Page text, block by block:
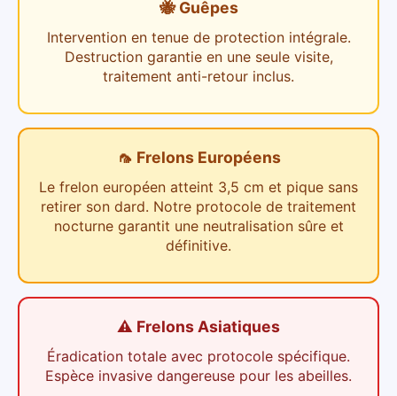
🐝 Guêpes
Intervention en tenue de protection intégrale.
Destruction garantie en une seule visite,
traitement anti-retour inclus.
🦟 Frelons Européens
Le frelon européen atteint 3,5 cm et pique sans
retirer son dard. Notre protocole de traitement
nocturne garantit une neutralisation sûre et
définitive.
⚠️ Frelons Asiatiques
Éradication totale avec protocole spécifique.
Espèce invasive dangereuse pour les abeilles.